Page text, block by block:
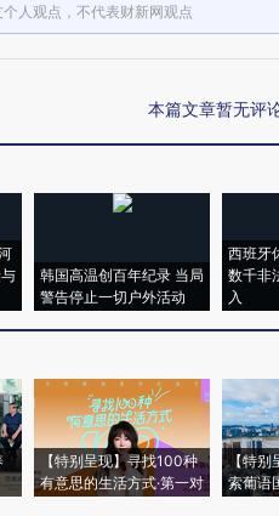
人观点，不代表财新网观点
本篇文章暂无评
韩国高温创百年纪录 当局
警告停止一切户外活动
西班牙
数千非
入
【特别呈现】寻找100种
有意思的生活方式·第一对
【特别
索葡语